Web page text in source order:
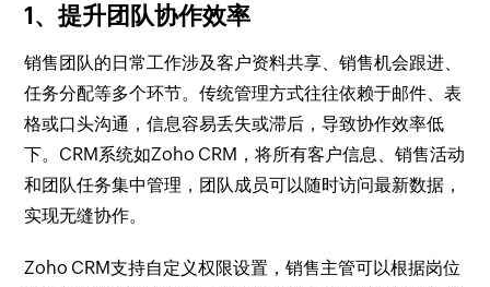
1、提升团队协作效率
销售团队的日常工作涉及客户资料共享、销售机会跟进、
任务分配等多个环节。传统管理方式往往依赖于邮件、表
格或口头沟通，信息容易丢失或滞后，导致协作效率低
下。CRM系统如Zoho CRM，将所有客户信息、销售活动
和团队任务集中管理，团队成员可以随时访问最新数据，
实现无缝协作。
Zoho CRM支持自定义权限设置，销售主管可以根据岗位